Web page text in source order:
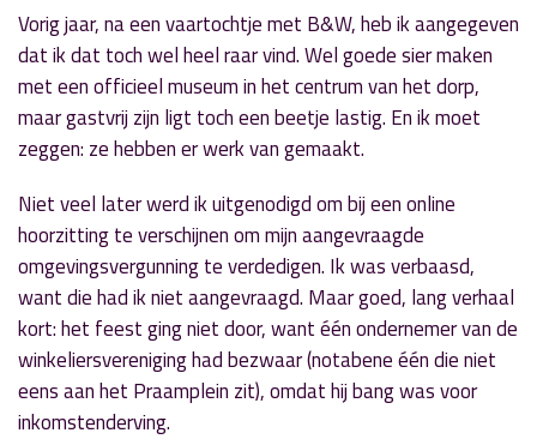
Vorig jaar, na een vaartochtje met B&W, heb ik aangegeven
dat ik dat toch wel heel raar vind. Wel goede sier maken
met een officieel museum in het centrum van het dorp,
maar gastvrij zijn ligt toch een beetje lastig. En ik moet
zeggen: ze hebben er werk van gemaakt.
Niet veel later werd ik uitgenodigd om bij een online
hoorzitting te verschijnen om mijn aangevraagde
omgevingsvergunning te verdedigen. Ik was verbaasd,
want die had ik niet aangevraagd. Maar goed, lang verhaal
kort: het feest ging niet door, want één ondernemer van de
winkeliersvereniging had bezwaar (notabene één die niet
eens aan het Praamplein zit), omdat hij bang was voor
inkomstenderving.